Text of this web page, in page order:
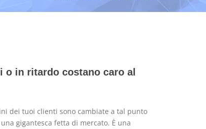
o in ritardo costano caro al
dei tuoi clienti sono cambiate a tal punto
gigantesca fetta di mercato. È una